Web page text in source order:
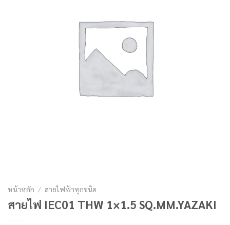
หน้าหลัก / สายไฟฟ้าทุกชนิด
สายไฟ IEC01 THW 1×1.5 SQ.MM.YAZAKI